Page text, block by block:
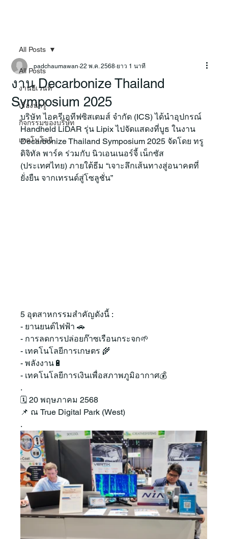
All Posts
งานอีเวนท์
เรื่องน่ารู้
กิจกรรมของบริษัท
เทคโนโลยี
All Posts
งาน Decarbonize Thailand
Symposium 2025
padchaumawan 22 พ.ค. 2568 ยาว 1 นาที
บริษัท ไอครีเอทีฟซิสเตมส์ จำกัด (ICS) ได้นำอุปกรณ์
Handheld LiDAR รุ่น Lipix ไปจัดแสดงที่บูธ ในงาน
Decarbonize Thailand Symposium 2025 จัดโดย ทรู
ดิจิทัล พาร์ค ร่วมกับ นิวเอนเนอร์จี้ เน็กซัส
(ประเทศไทย) ภายใต้ธีม “เจาะลึกเส้นทางสู่อนาคตที่
ยั่งยืน จากเทรนด์สู่โซลูชั่น”
5 อุตสาหกรรมสำคัญดังนี้ :
- ยานยนต์ไฟฟ้า 🚗
- การลดการปล่อยก๊าซเรือนกระจก🌱
- เทคโนโลยีการเกษตร 🌾
- พลังงาน🔋
- เทคโนโลยีการเงินเพื่อสภาพภูมิอากาศ💰
.
🗓️ 20 พฤษภาคม 2568
📌 ณ True Digital Park (West)
.